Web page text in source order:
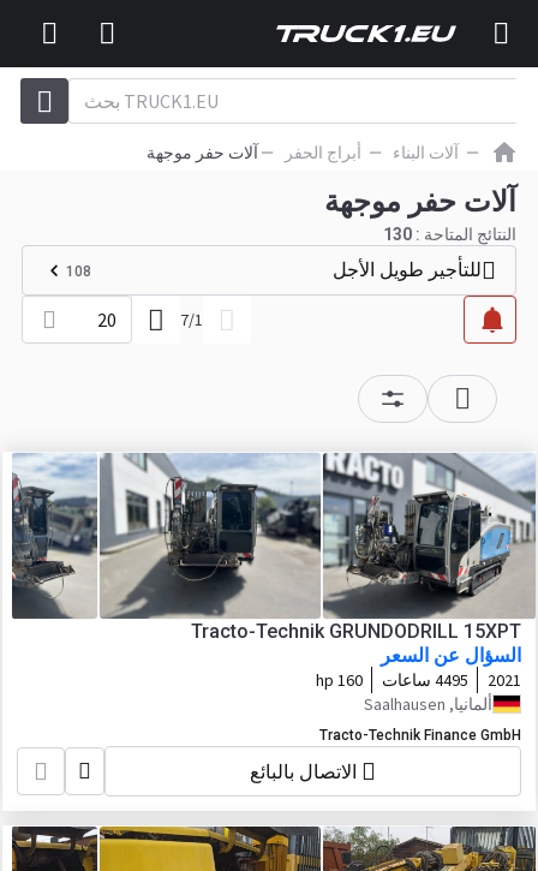
آلات البناء أبراج الحفر آلات حفر موجهة
آلات حفر موجهة
النتائج المتاحة : 130
للتأجير طويل الأجل 108
1
/
7
20
Tracto-Technik GRUNDODRILL 15XPT
السؤال عن السعر
2021 4495 ساعات
160 hp
ألمانيا, Saalhausen
Tracto-Technik Finance GmbH
الاتصال بالبائع